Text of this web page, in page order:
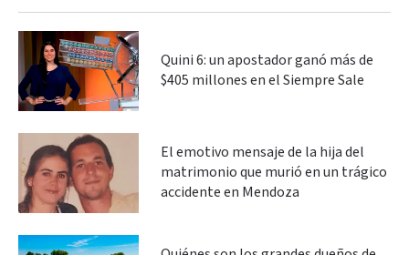
Quini 6: un apostador ganó más de
$405 millones en el Siempre Sale
El emotivo mensaje de la hija del
matrimonio que murió en un trágico
accidente en Mendoza